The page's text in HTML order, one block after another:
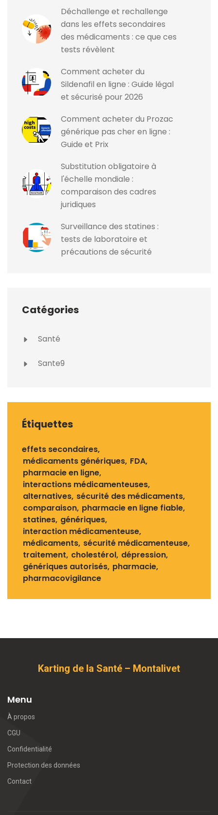
Déchallenge et rechallenge
dans les effets secondaires
des médicaments : ce que ces
tests révèlent
Comment acheter du
Sildenafil en ligne : Guide légal
et sécurisé pour 2026
Comment acheter du Prozac
générique pas cher en ligne :
Guide et Prix
Substitution obligatoire à
l'échelle mondiale :
comparaison des cadres
juridiques
Surveillance des statines :
tests de laboratoire et
précautions de sécurité
Catégories
Santé
Sante9
Étiquettes
effets secondaires
médicaments génériques FDA
pharmacie en ligne
interactions médicamenteuses
alternatives sécurité des médicaments
comparaison pharmacie en ligne fiable
statines génériques
interaction médicamenteuse
médicaments sécurité médicamenteuse
traitement cholestérol dépression
génériques autorisés pharmacie
pharmacovigilance
Karting de la Santé – Montalivet
Menu
À propos
CGU
Confidentialité
Protection des données
Contact